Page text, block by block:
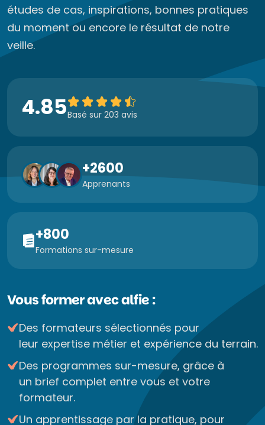
études de cas, inspirations, bonnes pratiques
du moment ou encore le résultat de notre
veille.
4.85Basé sur 203 avis
+2600
Apprenants
+800
Formations sur-mesure
Vous former avec alfie :
Des formateurs sélectionnés pour
leur expertise métier et expérience du terrain.
Des programmes sur-mesure, grâce à
un brief complet entre vous et votre
formateur.
Un apprentissage par la pratique, pour